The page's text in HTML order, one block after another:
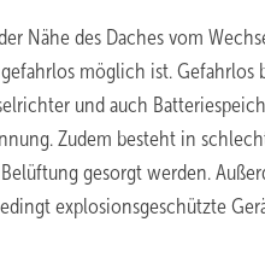
Nähe des Daches vom
möglich ist. Gefahrlos
und auch
Zudem besteht in
gesorgt werden.
explosionsgeschützte